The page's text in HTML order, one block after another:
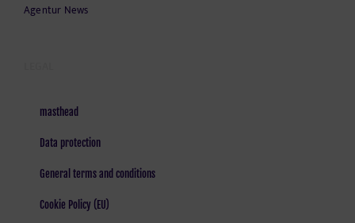
Agentur News
masthead
Data protection
General terms and conditions
Cookie Policy (EU)